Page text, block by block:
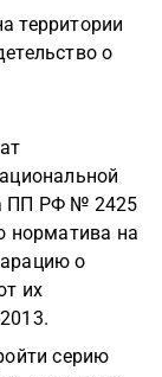
территории
о
ПП РФ № 2425
норматива на
о
их
серию